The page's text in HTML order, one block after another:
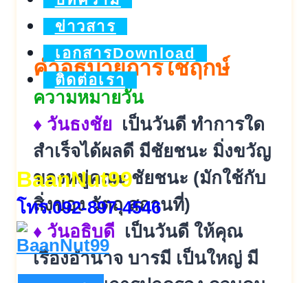
ข่าวสาร
เอกสารDownload
ติดต่อเรา
BaanNut99
โทร.092-897-4546
คำอธิบายการใช้ฤกษ์
ความหมายวัน
♦ วันธงชัย เป็นวันดี ทำการใด
สำเร็จได้ผลดี มีชัยชนะ มิ่งขวัญ
ของหมู่คณะ ชัยชนะ (มักใช้กับ
สิ่งของ วัตถุ สถานที่)
♦ วันอธิบดี เป็นวันดี ให้คุณ
เรื่องอำนาจ บารมี เป็นใหญ่ มี